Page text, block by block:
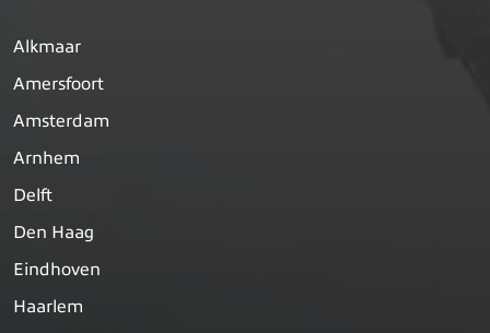
Alkmaar
Amersfoort
Amsterdam
Arnhem
Delft
Den Haag
Eindhoven
Haarlem